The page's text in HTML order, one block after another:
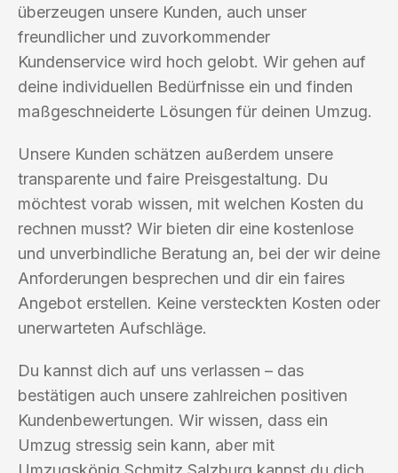
überzeugen unsere Kunden, auch unser
freundlicher und zuvorkommender
Kundenservice wird hoch gelobt. Wir gehen auf
deine individuellen Bedürfnisse ein und finden
maßgeschneiderte Lösungen für deinen Umzug.
Unsere Kunden schätzen außerdem unsere
transparente und faire Preisgestaltung. Du
möchtest vorab wissen, mit welchen Kosten du
rechnen musst? Wir bieten dir eine kostenlose
und unverbindliche Beratung an, bei der wir deine
Anforderungen besprechen und dir ein faires
Angebot erstellen. Keine versteckten Kosten oder
unerwarteten Aufschläge.
Du kannst dich auf uns verlassen – das
bestätigen auch unsere zahlreichen positiven
Kundenbewertungen. Wir wissen, dass ein
Umzug stressig sein kann, aber mit